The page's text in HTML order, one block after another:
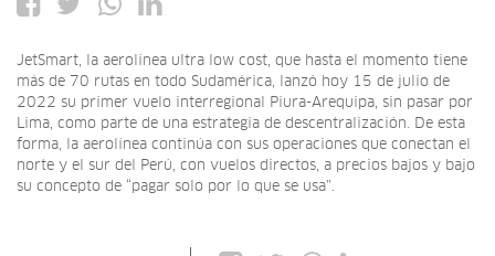
JetSmart, la aerolínea ultra low cost, que hasta el momento tiene
más de 70 rutas en todo Sudamérica, lanzó hoy 15 de julio de
2022 su primer vuelo interregional Piura-Arequipa, sin pasar por
Lima, como parte de una estrategia de descentralización. De esta
forma, la aerolínea continúa con sus operaciones que conectan el
norte y el sur del Perú, con vuelos directos, a precios bajos y bajo
su concepto de “pagar solo por lo que se usa”.